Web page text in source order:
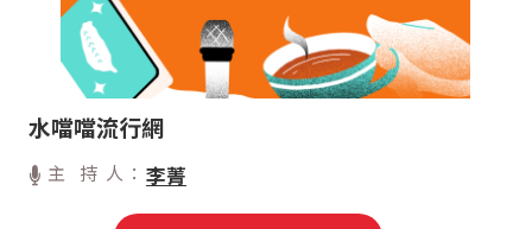
水噹噹流行網
主 持 人： 李菁